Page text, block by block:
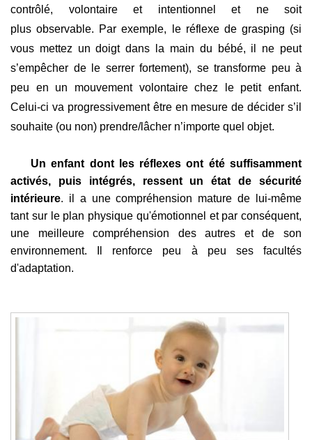
contrôlé, volontaire et intentionnel et ne soit
plus observable. Par exemple, le réflexe de grasping (si
vous mettez un doigt dans la main du bébé, il ne peut
s’empêcher de le serrer fortement), se transforme peu à
peu en un mouvement volontaire chez le petit enfant.
Celui-ci va progressivement être en mesure de décider s’il
souhaite (ou non) prendre/lâcher n’importe quel objet.
Un enfant dont les réflexes ont été suffisamment
activés, puis intégrés, ressent un état de sécurité
intérieure. il a une compréhension mature de lui-même
tant sur le plan physique qu'émotionnel et par conséquent,
une meilleure compréhension des autres et de son
environnement. Il renforce peu à peu ses facultés
d'adaptation.